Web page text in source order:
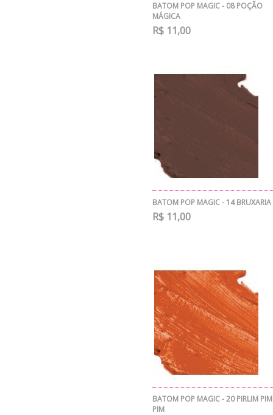
BATOM POP MAGIC - 08 POÇÃO
MÁGICA
R$ 11,00
BATOM POP MAGIC - 14 BRUXARIA
R$ 11,00
BATOM POP MAGIC - 20 PIRLIM PIM
PIM